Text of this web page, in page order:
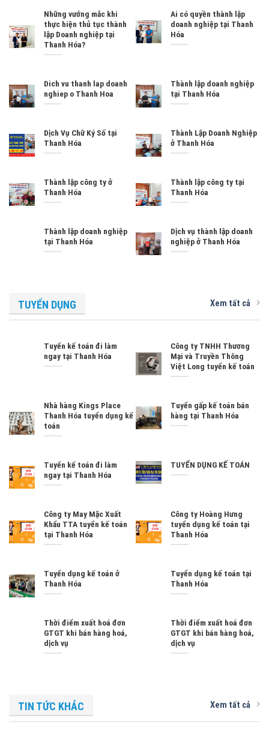
Những vướng mắc khi
thực hiện thủ tục thành
lập Doanh nghiệp tại
Thanh Hóa?
Ai có quyền thành lập
doanh nghiệp tại Thanh
Hóa
Dich vu thanh lap doanh
nghiep o Thanh Hoa
Thành lập doanh nghiệp
tại Thanh Hóa
Dịch Vụ Chữ Ký Số tại
Thanh Hóa
Thành Lập Doanh Nghiệp
ở Thanh Hóa
Thành lập công ty ở
Thanh Hóa
Thành lập công ty tại
Thanh Hóa
Thành lập doanh nghiệp
tại Thanh Hóa
Dịch vụ thành lập doanh
nghiệp ở Thanh Hóa
TUYỂN DỤNG Xem tất cả
Tuyển kế toán đi làm
ngay tại Thanh Hóa
Công ty TNHH Thương
Mại và Truyền Thông
Việt Long tuyển kế toán
Nhà hàng Kings Place
Thanh Hóa tuyển dụng kế
toán
Tuyển gấp kế toán bán
hàng tại Thanh Hóa
Tuyển kế toán đi làm
ngay tại Thanh Hóa
TUYỂN DỤNG KẾ TOÁN
Công ty May Mặc Xuất
Khẩu TTA tuyển kế toán
tại Thanh Hóa
Công ty Hoàng Hưng
tuyển dụng kế toán tại
Thanh Hóa
Tuyển dụng kế toán ở
Thanh Hóa
Tuyển dụng kế toán tại
Thanh Hóa
Thời điểm xuất hoá đơn
GTGT khi bán hàng hoá,
dịch vụ
Thời điểm xuất hoá đơn
GTGT khi bán hàng hoá,
dịch vụ
TIN TỨC KHÁC Xem tất cả